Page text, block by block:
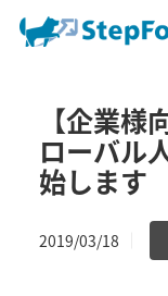
【企業
ローバル
始します
2019/03/18